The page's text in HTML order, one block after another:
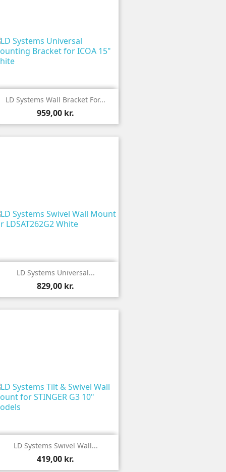
 Vis
LD Systems Wall Bracket For...
959,00 kr.
 Vis
LD Systems Universal...
829,00 kr.
 Vis
LD Systems Swivel Wall...
419,00 kr.